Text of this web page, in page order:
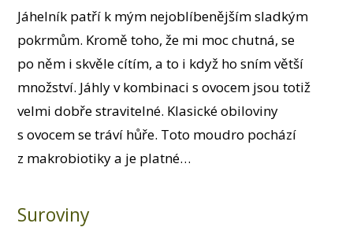
Jáhelník patří k mým nejoblíbenějším sladkým
pokrmům. Kromě toho, že mi moc chutná, se
po něm i skvěle cítím, a to i když ho sním větší
množství. Jáhly v kombinaci s ovocem jsou totiž
velmi dobře stravitelné. Klasické obiloviny
s ovocem se tráví hůře. Toto moudro pochází
z makrobiotiky a je platné…
Suroviny